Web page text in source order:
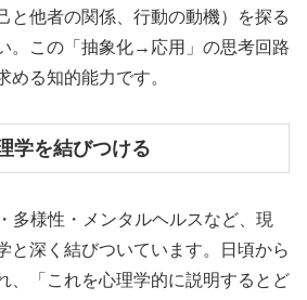
と他者の関係、行動の動機）を探る
。この「抽象化→応用」の思考回路
める知的能力です。
学を結びつける
多様性・メンタルヘルスなど、現
と深く結びついています。日頃から
、「これを心理学的に説明するとど